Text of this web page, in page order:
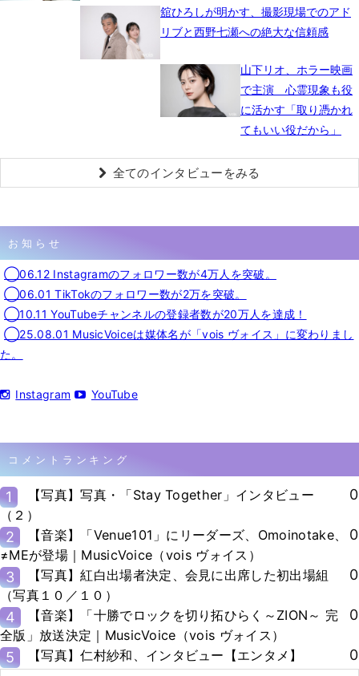
舘ひろしが明かす、撮影現場でのアド
リブと西野七瀬への絶大な信頼感
山下リオ、ホラー映画
で主演 心霊現象も役
に活かす「取り憑かれ
てもいい役だから」
全てのインタビューをみる
お知らせ
◯06.12 Instagramのフォロワー数が4万人を突破。
◯06.01 TikTokのフォロワー数が2万を突破。
◯10.11 YouTubeチャンネルの登録者数が20万人を達成！
◯25.08.01 MusicVoiceは媒体名が「vois ヴォイス」に変わりまし
た。
Instagram YouTube
コメントランキング
1
【写真】写真・「Stay Together」インタビュー
（２）
0
2
【音楽】「Venue101」にリーダーズ、Omoinotake、
≠MEが登場｜MusicVoice（vois ヴォイス）
0
3
【写真】紅白出場者決定、会見に出席した初出場組
（写真１０／１０）
0
4
【音楽】「十勝でロックを切り拓ひらく～ZION～ 完
全版」放送決定｜MusicVoice（vois ヴォイス）
0
5 【写真】仁村紗和、インタビュー【エンタメ】 0